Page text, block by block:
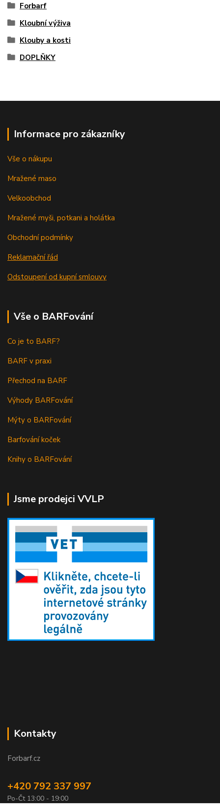
Forbarf
Kloubní výživa
Klouby a kosti
DOPLŇKY
Informace pro zákazníky
Vše o nákupu
Mražené maso
Velkoobchod
Mražené myši, potkani a holátka
Obchodní podmínky
Reklamační řád
Odstoupení od kupní smlouvy
Vše o BARFování
Co je to BARF?
BARF v praxi
Přechod na BARF
Výhody BARFování
Mýty o BARFování
Barfování koček
Knihy o BARFování
Jsme prodejci VVLP
Kontakty
Forbarf.cz
+420 792 337 997
Po-Čt 13:00 - 19:00